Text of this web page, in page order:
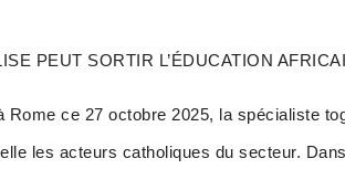
PEUT SORTIR L’ÉDUCATION
Rome ce 27 octobre 2025, la spécialiste
les acteurs catholiques du secteur.